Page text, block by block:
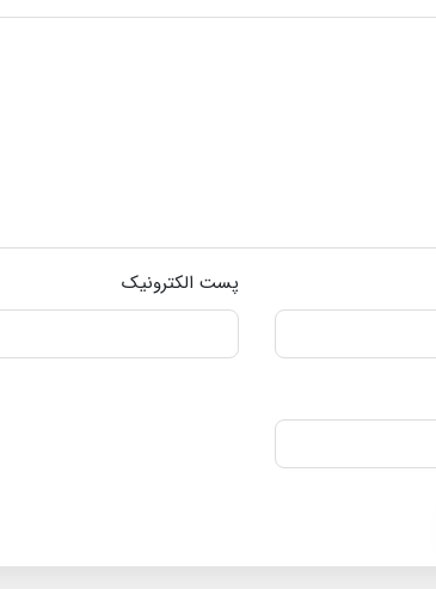
پست الکترونیک